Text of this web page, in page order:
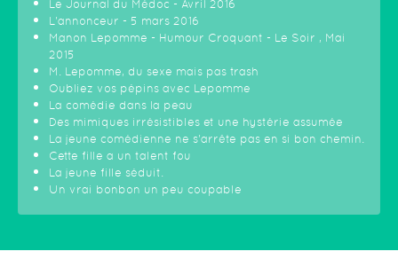
Le Journal du Médoc - Avril 2016
L'annonceur - 5 mars 2016
Manon Lepomme - Humour Croquant - Le Soir , Mai
2015
M. Lepomme, du sexe mais pas trash
Oubliez vos pépins avec Lepomme
La comédie dans la peau
Des mimiques irrésistibles et une hystérie assumée
La jeune comédienne ne s'arrête pas en si bon chemin.
Cette fille a un talent fou
La jeune fille séduit.
Un vrai bonbon un peu coupable